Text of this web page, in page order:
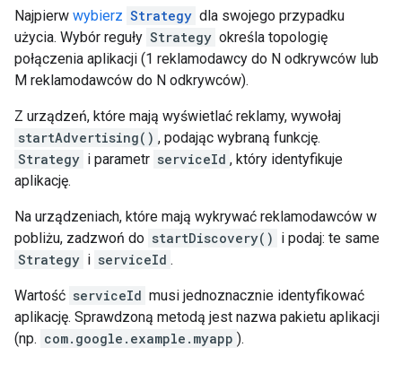
Najpierw wybierz Strategy dla swojego przypadku
użycia. Wybór reguły Strategy określa topologię
połączenia aplikacji (1 reklamodawcy do N odkrywców lub
M reklamodawców do N odkrywców).
Z urządzeń, które mają wyświetlać reklamy, wywołaj
startAdvertising() , podając wybraną funkcję.
Strategy i parametr serviceId , który identyfikuje
aplikację.
Na urządzeniach, które mają wykrywać reklamodawców w
pobliżu, zadzwoń do startDiscovery() i podaj: te same
Strategy i serviceId .
Wartość serviceId musi jednoznacznie identyfikować
aplikację. Sprawdzoną metodą jest nazwa pakietu aplikacji
(np. com.google.example.myapp ).